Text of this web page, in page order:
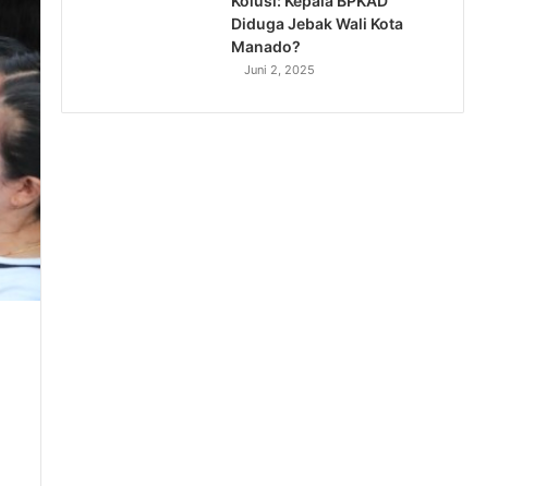
Diduga Jebak Wali Kota
Manado?
Juni 2, 2025